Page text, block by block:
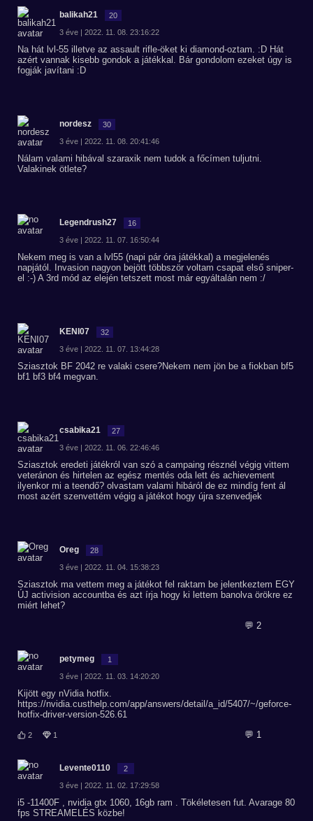
balikah21 20
3 éve | 2022. 11. 08. 23:16:22
Na hát lvl-55 illetve az assault rifle-öket ki diamond-oztam. :D Hát
azért vannak kisebb gondok a játékkal. Bár gondolom ezeket úgy is
fogják javítani :D
nordesz 30
3 éve | 2022. 11. 08. 20:41:46
Nálam valami hibával szaraxik nem tudok a főcímen tuljutni.
Valakinek ötlete?
Legendrush27 16
3 éve | 2022. 11. 07. 16:50:44
Nekem meg is van a lvl55 (napi pár óra játékkal) a megjelenés
napjától. Invasion nagyon bejött többször voltam csapat első sniper-
el :-) A 3rd mód az elején tetszett most már egyáltalán nem :/
KENI07 32
3 éve | 2022. 11. 07. 13:44:28
Sziasztok BF 2042 re valaki csere?Nekem nem jön be a fiokban bf5
bf1 bf3 bf4 megvan.
csabika21 27
3 éve | 2022. 11. 06. 22:46:46
Sziasztok eredeti játékról van szó a campaing résznél végig vittem
veteránon és hirtelen az egész mentés oda lett és achievement
ilyenkor mi a teendő? olvastam valami hibáról de ez mindíg fent ál
most azért szenvettém végig a játékot hogy újra szenvedjek
Oreg 28
3 éve | 2022. 11. 04. 15:38:23
Sziasztok ma vettem meg a játékot fel raktam be jelentkeztem EGY
ÚJ activision accountba és azt írja hogy ki lettem banolva örökre ez
miért lehet?
💬 2
petymeg 1
3 éve | 2022. 11. 03. 14:20:20
Kijött egy nVidia hotfix.
https://nvidia.custhelp.com/app/answers/detail/a_id/5407/~/geforce-
hotfix-driver-version-526.61
2 1 💬 1
Levente0110 2
3 éve | 2022. 11. 02. 17:29:58
i5 -11400F , nvidia gtx 1060, 16gb ram . Tökéletesen fut. Avarage 80
fps STREAMELÉS közbe!